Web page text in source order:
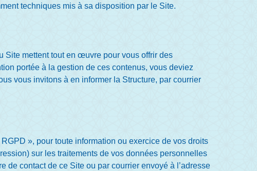
techniques mis à sa disposition par le Site.
Site mettent tout en œuvre pour vous offrir des
portée à la gestion de ces contenus, vous deviez
vous invitons à en informer la Structure, par courrier
», pour toute information ou exercice de vos droits
sur les traitements de vos données personnelles
de contact de ce Site ou par courrier envoyé à l’adresse